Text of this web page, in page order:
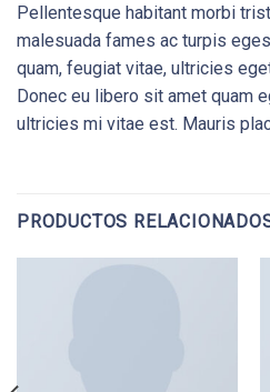
Pellentesque habitant morbi
malesuada fames ac turpis
quam, feugiat vitae, ultricies
Donec eu libero sit amet quam
ultricies mi vitae est. Mauris
PRODUCTOS